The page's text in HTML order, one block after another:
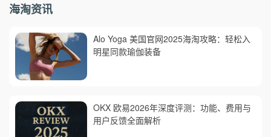
海淘资讯
Alo Yoga 美国官网2025海淘攻略：轻松入
明星同款瑜伽装备
OKX 欧易2026年深度评测：功能、费用与
用户反馈全面解析